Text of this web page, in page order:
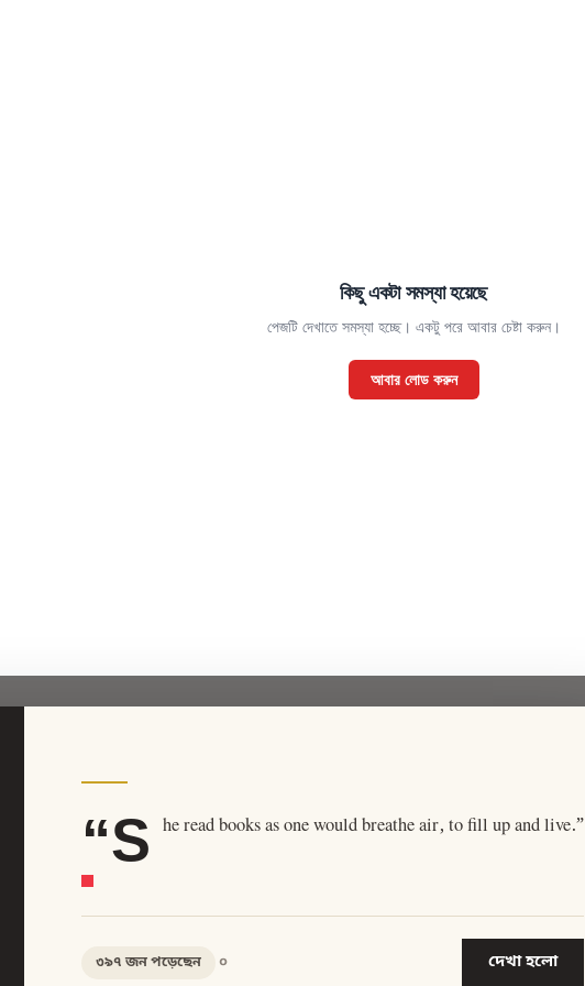
কিছু একটা সমস্যা হয়েছে
পেজটি দেখাতে সমস্যা হচ্ছে। একটু পরে আবার চেষ্টা করুন।
আবার লোড করুন
“S he read books as one would breathe air, to fill up and live.”
৩৯৭ জন পড়েছেন ০ দেখা হলো